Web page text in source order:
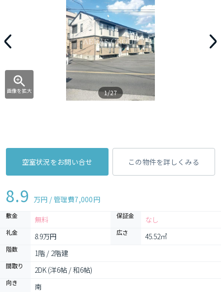
画像を拡大 1/27
空室状況をお問い合せ この物件を詳しくみる
8.9 万円 / 管理費7,000円
敷金 無料 保証金 なし
礼金 8.9万円 広さ 45.52㎡
階数 1階 / 2階建
間取り 2DK (洋6帖 / 和6帖)
向き
南